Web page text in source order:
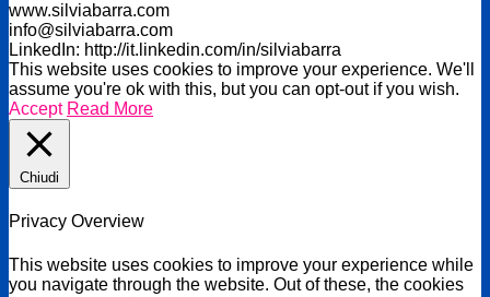
www.silviabarra.com
info@silviabarra.com
LinkedIn: http://it.linkedin.com/in/silviabarra
This website uses cookies to improve your experience. We'll
assume you're ok with this, but you can opt-out if you wish.
Accept Read More
Chiudi
Privacy Overview
This website uses cookies to improve your experience while
you navigate through the website. Out of these, the cookies